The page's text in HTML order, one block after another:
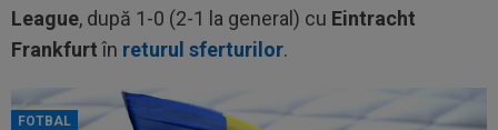
League, după 1-0 (2-1 la general) cu Eintracht
Frankfurtîn returul sferturilor.
FOTBAL